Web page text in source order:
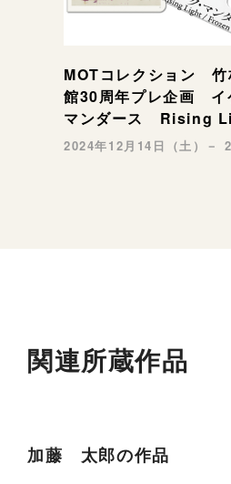
MOTコレクション 竹
館30周年プレ企画 イ
マンダース Rising
2024年12月14日（土）－
関連所蔵作品
加藤 太郎の作品